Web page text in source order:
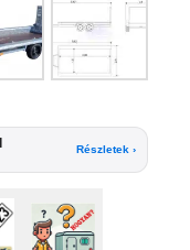
Részletek ›